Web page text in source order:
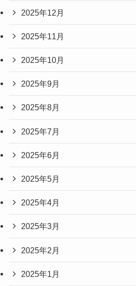
2025年12月
2025年11月
2025年10月
2025年9月
2025年8月
2025年7月
2025年6月
2025年5月
2025年4月
2025年3月
2025年2月
2025年1月